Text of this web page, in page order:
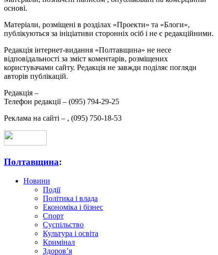
основі.
Матеріали, розміщені в розділах «Проекти» та «Блоги»,
публікуються за ініціативи сторонніх осіб і не є редакційними.
Редакція інтернет-видання «Полтавщина» не несе
відповідальності за зміст коментарів, розміщених
користувачами сайту. Редакція не завжди поділяє погляди
авторів публікацій.
Редакція –
Телефон редакції – (095) 794-29-25
Реклама на сайті – , (095) 750-18-53
Полтавщина:
Новини
Події
Політика і влада
Економіка і бізнес
Спорт
Суспільство
Культура і освіта
Кримінал
Здоров’я